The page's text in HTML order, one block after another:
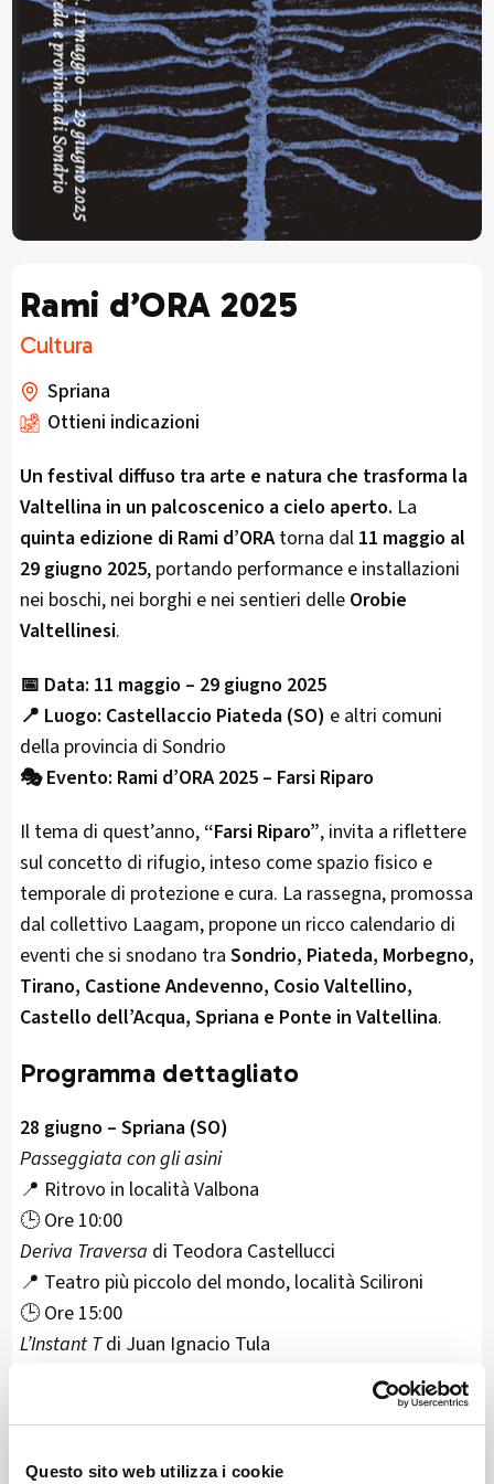
Questo sito web utilizza i cookie
Rami d’ORA 2025
Cultura
Spriana
Ottieni indicazioni
Un festival diffuso tra arte e natura che trasforma la
Valtellina in un palcoscenico a cielo aperto. La
quinta edizione di Rami d’ORAtorna dal 11 maggio al
29 giugno 2025, portando performance e installazioni
nei boschi, nei borghi e nei sentieri delle Orobie
Valtellinesi.
📅 Data: 11 maggio – 29 giugno 2025
📍 Luogo: Castellaccio Piateda (SO) e altri comuni
della provincia di Sondrio
🎭 Evento: Rami d’ORA 2025 – Farsi Riparo
Il tema di quest’anno, “Farsi Riparo”, invita a riflettere
sul concetto di rifugio, inteso come spazio fisico e
temporale di protezione e cura. La rassegna, promossa
dal collettivo Laagam, propone un ricco calendario di
eventi che si snodano tra Sondrio, Piateda, Morbegno,
Tirano, Castione Andevenno, Cosio Valtellino,
Castello dell’Acqua, Spriana e Ponte in Valtellina.
Programma dettagliato
28 giugno – Spriana (SO)
Passeggiata con gli asini
📍 Ritrovo in località Valbona
🕒 Ore 10:00
Deriva Traversa di Teodora Castellucci
📍 Teatro più piccolo del mondo, località Scilironi
🕒 Ore 15:00
L’Instant Tdi Juan Ignacio Tula
29 giugno – Spriana (SO)